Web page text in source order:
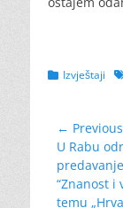
Categories
Izvještaji
objava
← Previous
Previous
post:
U Rabu
“Znanost i
temu